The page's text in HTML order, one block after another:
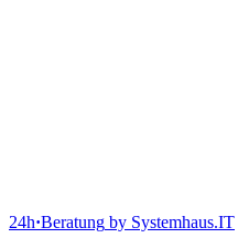
24h·Beratung by Systemhaus.IT